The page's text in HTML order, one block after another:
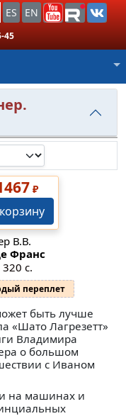
ES EN
45
₽
В.В.
Франс
с.
переплет
быть лучше
«Шато Лагрезетт»
Владимира
о большом
с Иваном
на машинах и